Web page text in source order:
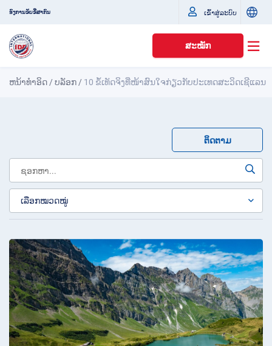
ອົງການຂັບຂີ່ສາກົນ ເຂົ້າສູ່ລະບົບ
ສະໝັກ
ຫນ້າທໍາອິດ /ບລັອກ / 10 ຂໍ້ເທັດຈິງທີ່ໜ້າສົນໃຈກ່ຽວກັບປະເທດສະວິດເຊີແລນ
ຕິດຕາມ